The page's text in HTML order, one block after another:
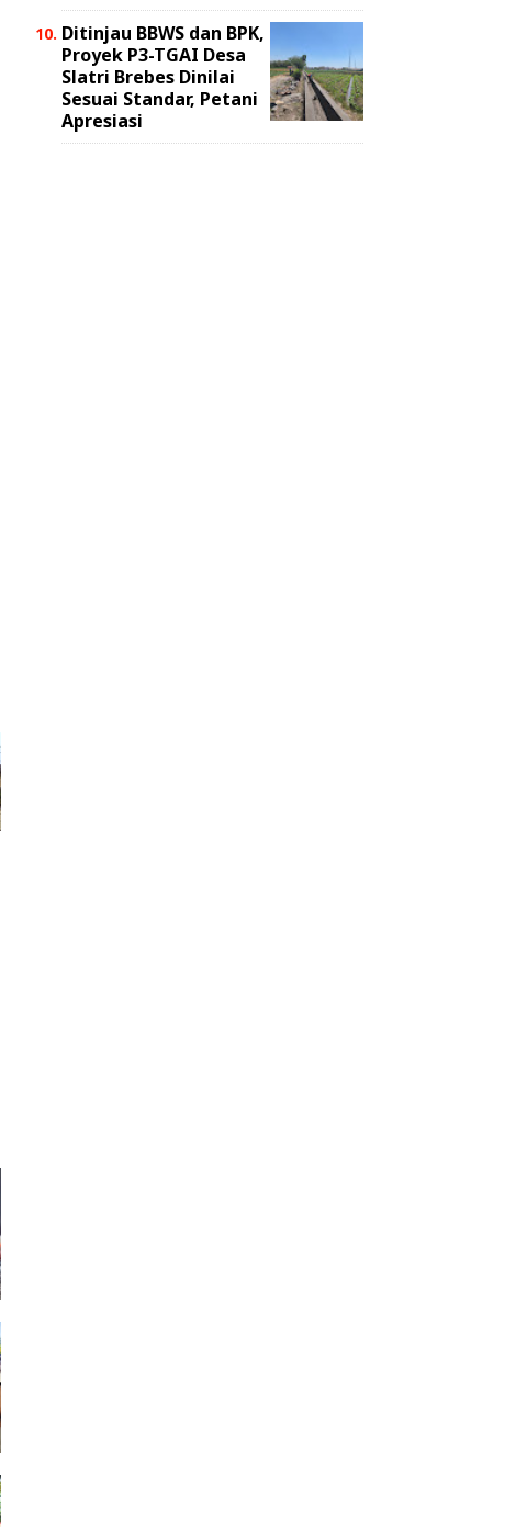
Ditinjau BBWS dan BPK,
Proyek P3-TGAI Desa
Slatri Brebes Dinilai
Sesuai Standar, Petani
Apresiasi